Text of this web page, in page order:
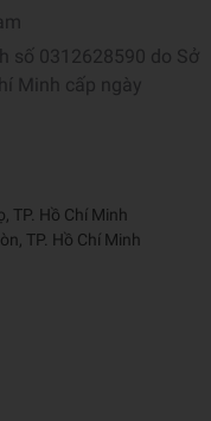
số 0312628590 do Sở
Minh cấp ngày
TP. Hồ Chí Minh
TP. Hồ Chí Minh